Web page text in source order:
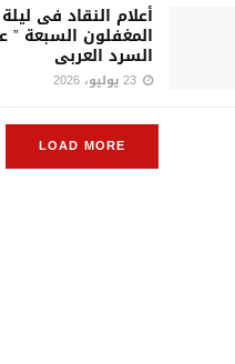
أعلام النقاد فى
المغفلون السبعة
السرد العربى
LOAD MORE